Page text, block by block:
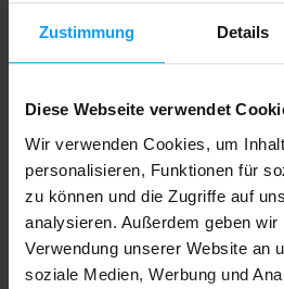
Zustimmung Details
Diese Webseite verwendet
Wir verwenden Cookies, um
personalisieren, Funktionen für
zu können und die Zugriffe auf
analysieren. Außerdem geben
Verwendung unserer Website an
soziale Medien, Werbung und
Kurier UPS
Lieferunginnerhalb von 2 bis 5
UPS Paketdienst.
Bestellungen bis zu 4 kg
0 € und mehr -